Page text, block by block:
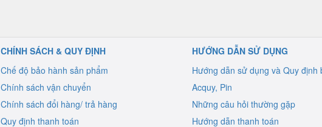
CHÍNH SÁCH & QUY ĐỊNH
Chế độ bảo hành sản phẩm
Chính sách vận chuyển
Chính sách đổi hàng/ trả hàng
Quy định thanh toán
HƯỚNG DẪN SỬ DỤNG
Hướng dẫn sử dụng và Quy định
Acquy, Pin
Những câu hỏi thường gặp
Hướng dẫn thanh toán